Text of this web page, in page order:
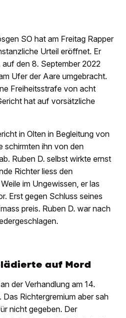
SO hat am Freitag Rapper
Urteil eröffnet. Er
den 8. September 2022
Ufer der Aare umgebracht.
Freiheitsstrafe von acht
hat auf vorsätzliche
in Olten in Begleitung von
schirmten ihn von den
Ruben D. selbst wirkte ernst
Richter liess den
im Ungewissen, er las
Erst gegen Schluss seines
preis. Ruben D. war nach
auf Mord
der Verhandlung am 14.
Richtergremium aber sah
nicht gegeben. Der